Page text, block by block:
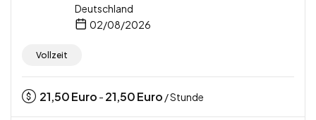
Deutschland
02/08/2026
Vollzeit
21,50Euro - 21,50Euro / Stunde